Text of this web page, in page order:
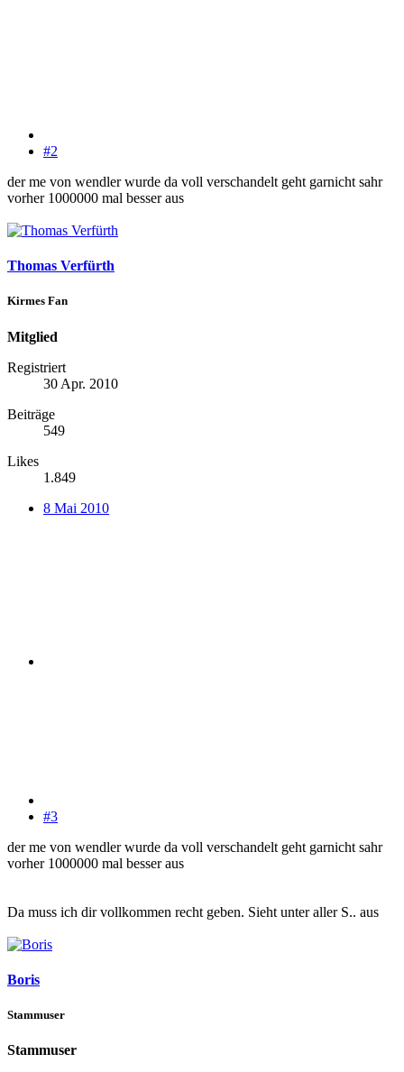
#2
der me von wendler wurde da voll verschandelt geht garnicht sahr
vorher 1000000 mal besser aus
Thomas Verfürth
Kirmes Fan
Mitglied
Registriert
30 Apr. 2010
Beiträge
549
Likes
1.849
8 Mai 2010
#3
der me von wendler wurde da voll verschandelt geht garnicht sahr
vorher 1000000 mal besser aus
Da muss ich dir vollkommen recht geben. Sieht unter aller S.. aus
Boris
Stammuser
Stammuser